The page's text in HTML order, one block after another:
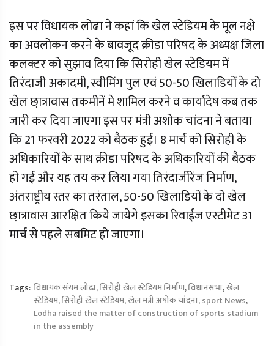
इस पर विधायक लोढा ने कहां कि खेल स्टेडियम के मूल नक्षे
का अवलोकन करने के बावजूद क्रीडा परिषद के अध्यक्ष जिला
कलक्टर को सुझाव दिया कि सिरोही खेल स्टेडियम में
तिरंदाजी अकादमी, स्वीमिंग पुल एवं 50-50 खिलाडियों के दो
खेल छा़त्रावास तकमीनें मे शामिल करने व कार्यादेष कब तक
जारी कर दिया जाएगा इस पर मंत्री अशोक चांदना ने बताया
कि 21 फरवरी 2022 को बैठक हुई। 8 मार्च को सिरोही के
अधिकारियों के साथ क्रीडा परिषद के अधिकारियों की बैठक
हो गई और यह तय कर लिया गया तिरंदाजीरेंज निर्माण,
अंतराष्ट्रीय स्तर का तरंताल, 50-50 खिलाडियों के दो खेल
छा़त्रावास आरक्षित किये जायेगे इसका रिवाईज एस्टीमेट 31
मार्च से पहले सबमिट हो जाएगा।
Tags: विधायक संयम लोढा,सिरोही खेल स्टेडियम निर्माण,विधानसभा,खेल
स्टेडियम,सिरोही खेल स्टेडियम,खेल मंत्री अषोक चांदना,sport News,
Lodha raised the matter of construction of sports stadium
in the assembly